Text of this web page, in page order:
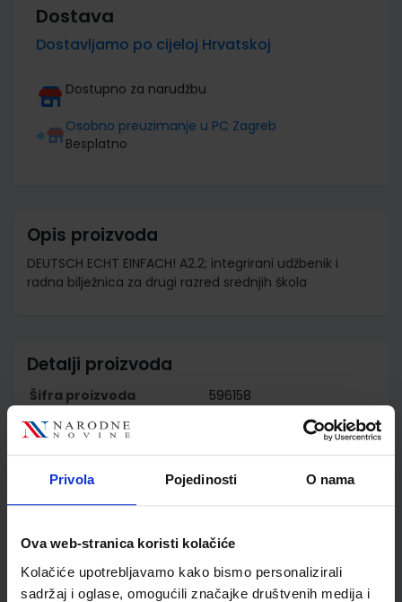
Privola Pojedinosti O nama
Ova web-stranica koristi kolačiće
Kolačiće upotrebljavamo kako bismo personalizirali
sadržaj i oglase, omogućili značajke društvenih medija i
Dostava
Dostavljamo po cijeloj Hrvatskoj
Dostupno za narudžbu
Osobno preuzimanje u PC Zagreb
Besplatno
Opis proizvoda
DEUTSCH ECHT EINFACH! A2.2; integrirani udžbenik i
radna bilježnica za drugi razred srednjih škola
Detalji proizvoda
Šifra proizvoda
596158
Jedinična mjera
Nakladnik
Zeko
Školski razred
Vrsta školske knjige
UDŽBENIK I RB
Nastavni predmet
NJEMAČKI JEZIK